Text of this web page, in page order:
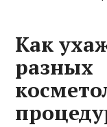
Как
разных